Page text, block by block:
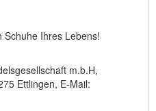
Schuhe Ihres Lebens!
m.b.H,
Ettlingen, E-Mail: